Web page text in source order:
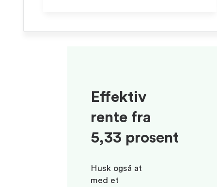
Effektiv
rente fra
5,33 prosent
Husk også at
med et